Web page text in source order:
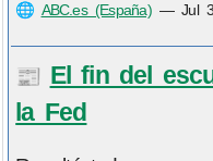
🌐 ABC.es (España)—Jul
📰 El fin del
la Fed